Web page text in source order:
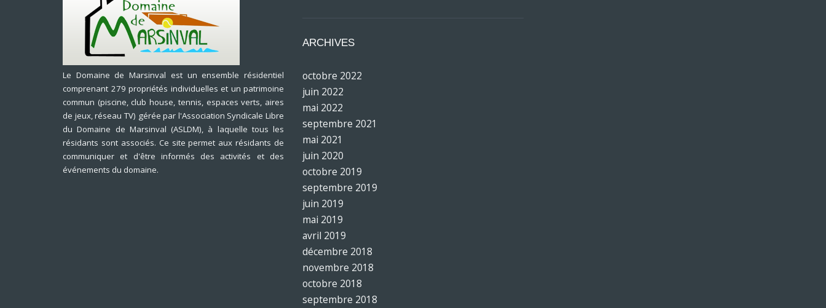
Le Domaine de Marsinval est un ensemble résidentiel
comprenant 279 propriétés individuelles et un patrimoine
commun (piscine, club house, tennis, espaces verts, aires
de jeux, réseau TV) gérée par l'Association Syndicale Libre
du Domaine de Marsinval (ASLDM), à laquelle tous les
résidants sont associés. Ce site permet aux résidants de
communiquer et d'être informés des activités et des
événements du domaine.
ARCHIVES
octobre 2022
juin 2022
mai 2022
septembre 2021
mai 2021
juin 2020
octobre 2019
septembre 2019
juin 2019
mai 2019
avril 2019
décembre 2018
novembre 2018
octobre 2018
septembre 2018